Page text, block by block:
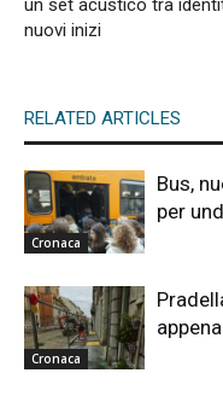
un set acustico tra
nuovi inizi
RELATED ARTICLES
Cronaca
Bus,
per
Cronaca